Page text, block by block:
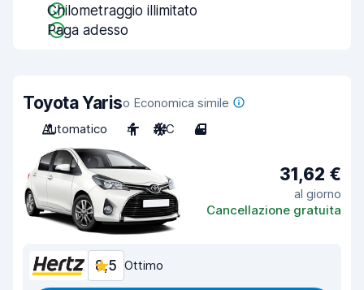
Chilometraggio illimitato
Paga adesso
Toyota Yariso Economica simile
Automatico
4 A/C 4
31,62 €
al giorno
Cancellazione gratuita
8,5 Ottimo